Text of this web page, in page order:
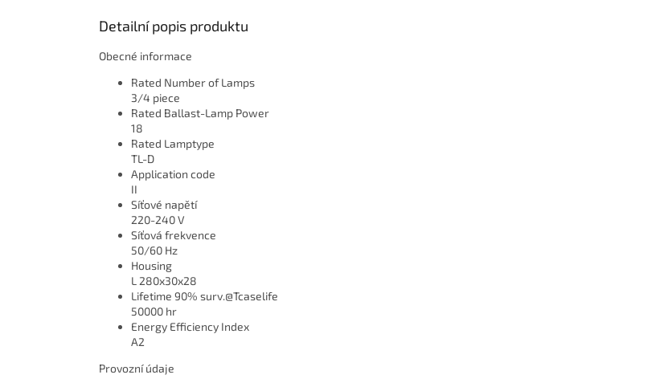
Detailní popis produktu
Obecné informace
Rated Number of Lamps
3/4 piece
Rated Ballast-Lamp Power
18
Rated Lamptype
TL-D
Application code
II
Síťové napětí
220-240 V
Síťová frekvence
50/60 Hz
Housing
L 280x30x28
Lifetime 90% surv.@Tcaselife
50000 hr
Energy Efficiency Index
A2
Provozní údaje